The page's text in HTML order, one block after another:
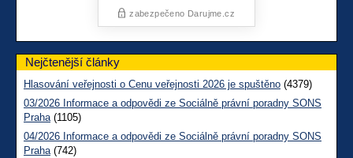
Nejčtenější články
Hlasování veřejnosti o Cenu veřejnosti 2026 je spuštěno (4379)
03/2026 Informace a odpovědi ze Sociálně právní poradny SONS
Praha(1105)
04/2026 Informace a odpovědi ze Sociálně právní poradny SONS
Praha(742)